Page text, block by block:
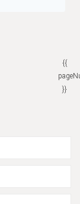
{{
}}